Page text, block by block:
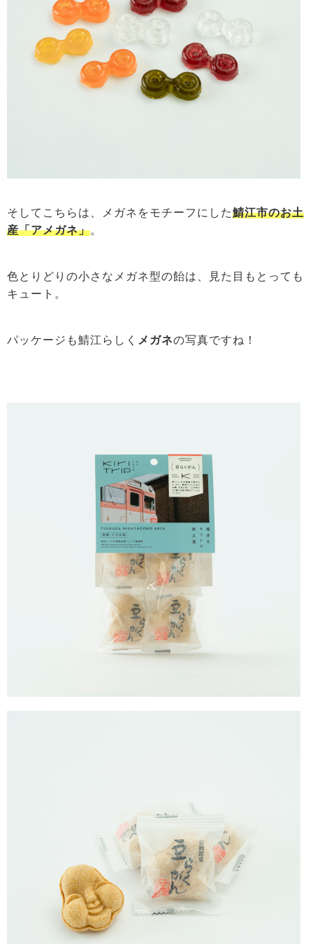
そしてこちらは、メガネをモチーフにした鯖江市のお土
産「アメガネ」。
色とりどりの小さなメガネ型の飴は、見た目もとっても
キュート。
パッケージも鯖江らしく メガネの写真ですね！